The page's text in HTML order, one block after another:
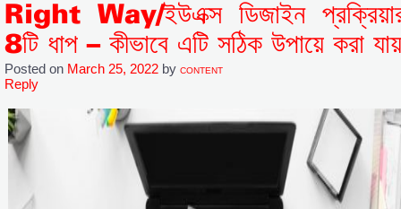
Right Way/ইউএক্স ডিজাইন
8টি ধাপ – কীভাবে এটি সঠিক উপায়ে করা যায়
Posted on March 25, 2022 by CONTENT
Reply